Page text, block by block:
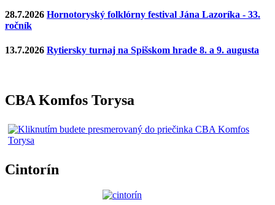
28.7.2026 Hornotoryský folklórny festival Jána Lazoríka - 33.
ročník
13.7.2026 Rytiersky turnaj na Spišskom hrade 8. a 9. augusta
CBA Komfos Torysa
Cintorín